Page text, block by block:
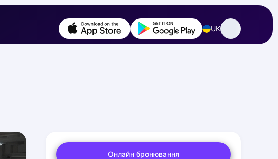
UK
Онлайн бронювання